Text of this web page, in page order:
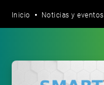
Inicio Noticias y eventos